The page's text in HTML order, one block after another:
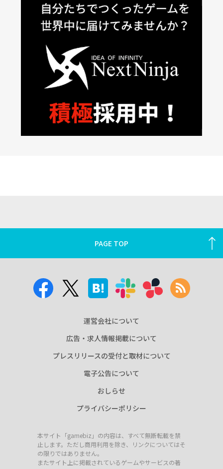
PAGE TOP
運営会社について
広告・求人情報掲載について
プレスリリースの受付と取材について
電子公告について
おしらせ
プライバシーポリシー
本サイト「gamebiz」の内容は、すべて無断転載を禁
止します。ただし商用利用を除き、リンクについてはそ
の限りではありません。
またサイト上に掲載されているゲームやサービスの著